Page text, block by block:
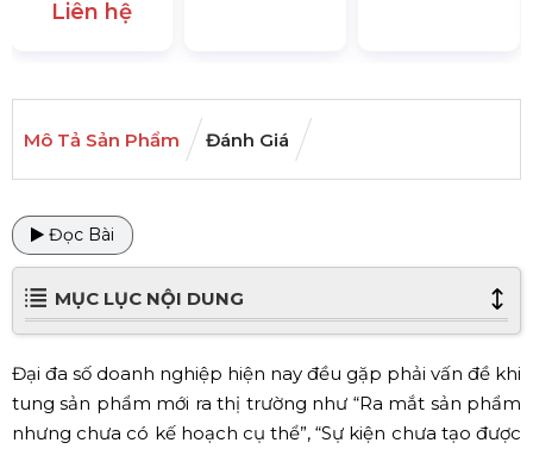
Liên hệ
Mô Tả Sản Phẩm Đánh Giá
Đọc Bài
MỤC LỤC NỘI DUNG
Đại đa số doanh nghiệp hiện nay đều gặp phải vấn đề khi
tung sản phẩm mới ra thị trường như “Ra mắt sản phẩm
nhưng chưa có kế hoạch cụ thể”, “Sự kiện chưa tạo được